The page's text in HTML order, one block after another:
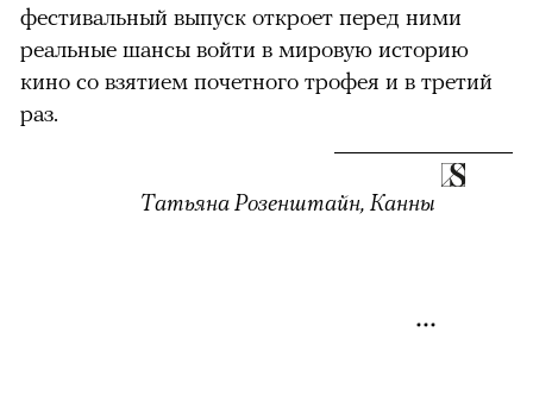
фестивальный выпуск откроет перед ними
реальные шансы войти в мировую историю
кино со взятием почетного трофея и в третий
раз.
Татьяна Розенштайн, Канны